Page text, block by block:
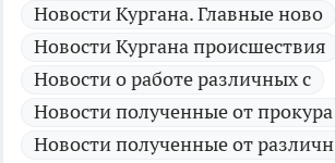
Новости Кургана. Главные ново
Новости Кургана происшествия
Новости о работе различных с
Новости полученные от прокура
Новости полученные от различн